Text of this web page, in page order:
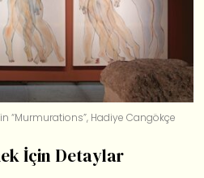
“Murmurations”, Hadiye Cangökçe
İçin Detaylar